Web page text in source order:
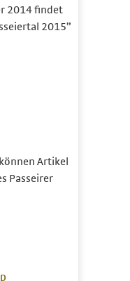
2014 findet
2015”
Artikel
Passeirer